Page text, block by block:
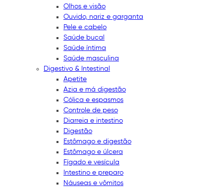
Olhos e visão
Ouvido, nariz e garganta
Pele e cabelo
Saúde bucal
Saúde íntima
Saúde masculina
Digestivo & Intestinal
Apetite
Azia e má digestão
Cólica e espasmos
Controle de peso
Diarreia e intestino
Digestão
Estômago e digestão
Estômago e úlcera
Fígado e vesícula
Intestino e preparo
Náuseas e vômitos